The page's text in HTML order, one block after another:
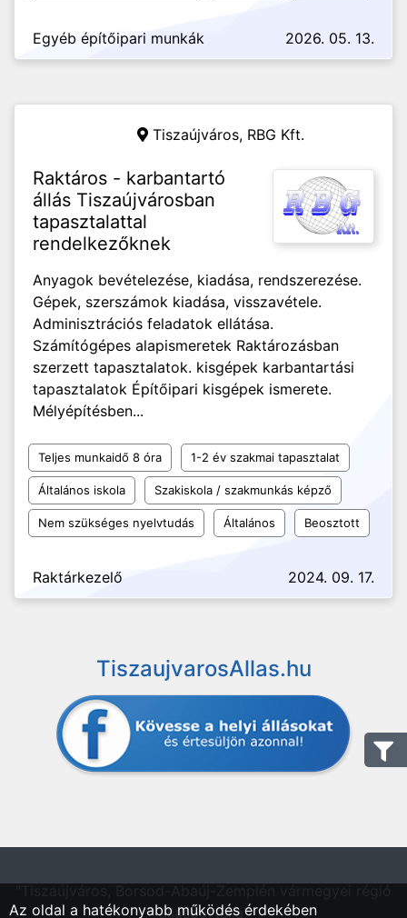
Egyéb építőipari munkák 2026. 05. 13.
Tiszaújváros, RBG Kft.
Raktáros - karbantartó
állás Tiszaújvárosban
tapasztalattal
rendelkezőknek
Anyagok bevételezése, kiadása, rendszerezése.
Gépek, szerszámok kiadása, visszavétele.
Adminisztrációs feladatok ellátása.
Számítógépes alapismeretek Raktározásban
szerzett tapasztalatok. kisgépek karbantartási
tapasztalatok Építőipari kisgépek ismerete.
Mélyépítésben...
Teljes munkaidő 8 óra 1-2 év szakmai tapasztalat
Általános iskola Szakiskola / szakmunkás képző
Nem szükséges nyelvtudás Általános Beosztott
Raktárkezelő 2024. 09. 17.
TiszaujvarosAllas.hu
állásportálja"
Az oldal a hatékonyabb működés érdekében